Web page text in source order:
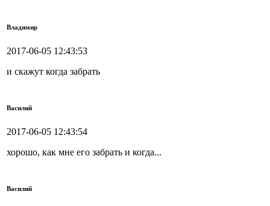
Владимир
2017-06-05 12:43:53
и скажут когда забрать
Василий
2017-06-05 12:43:54
хорошо, как мне его забрать и когда...
Василий